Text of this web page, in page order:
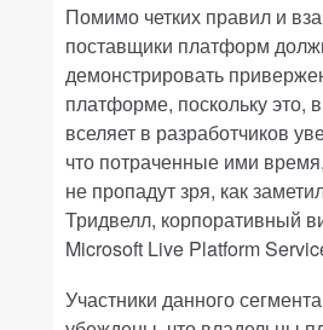
Помимо четких правил и
поставщики платформ
демонстрировать
платформе, поскольку это,
вселяет в разработчиков
что потраченные ими
не пропадут зря, как
Тридвелл, корпоративный
Microsoft Live Platform
Участники данного